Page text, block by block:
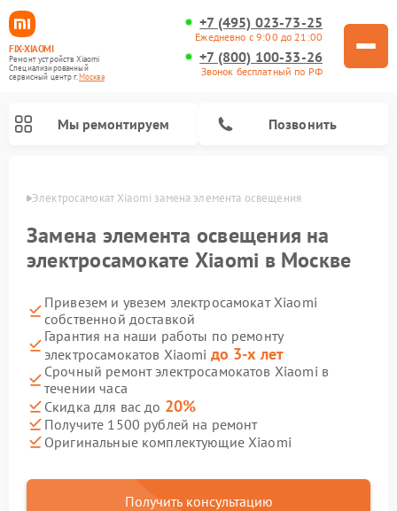
FIX-XIAOMI
Ремонт устройств Xiaomi
Специализированный
cервисный центр г.Москва
+7 (495) 023-73-25
Ежедневно с 9:00 до 21:00
+7 (800) 100-33-26
Звонок бесплатный по РФ
Мы ремонтируем Позвонить
Электросамокат Xiaomi замена элемента освещения
Замена элемента освещения на
электросамокате Xiaomi в Москве
Привезем и увезем электросамокат Xiaomi
собственной доставкой
Гарантия на наши работы по ремонту
электросамокатов Xiaomi до 3-х лет
Срочный ремонт электросамокатов Xiaomi в
течении часа
Скидка для вас до 20%
Получите 1500 рублей на ремонт
Оригинальные комплектующие Xiaomi
Получить консультацию